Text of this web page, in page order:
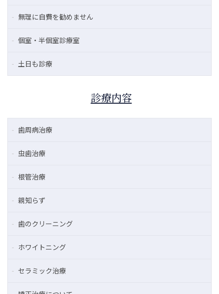
無理に自費を勧めません
個室・半個室診療室
土日も診療
診療内容
歯周病治療
虫歯治療
根管治療
親知らず
歯のクリーニング
ホワイトニング
セラミック治療